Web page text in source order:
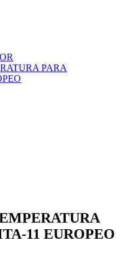
PARA
11 EUROPEO